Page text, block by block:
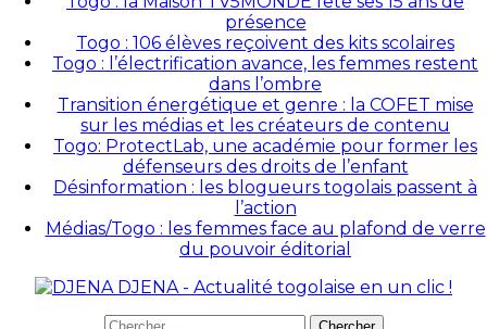
présence
Togo : 106 élèves reçoivent des kits scolaires
Togo : l’électrification avance, les femmes restent
dans l’ombre
Transition énergétique et genre : la COFET mise
sur les médias et les créateurs de contenu
Togo: ProtectLab, une académie pour former les
défenseurs des droits de l’enfant
Désinformation : les blogueurs togolais passent à
l’action
Médias/Togo : les femmes face au plafond de verre
du pouvoir éditorial
DJENA - Actualité togolaise en un clic !